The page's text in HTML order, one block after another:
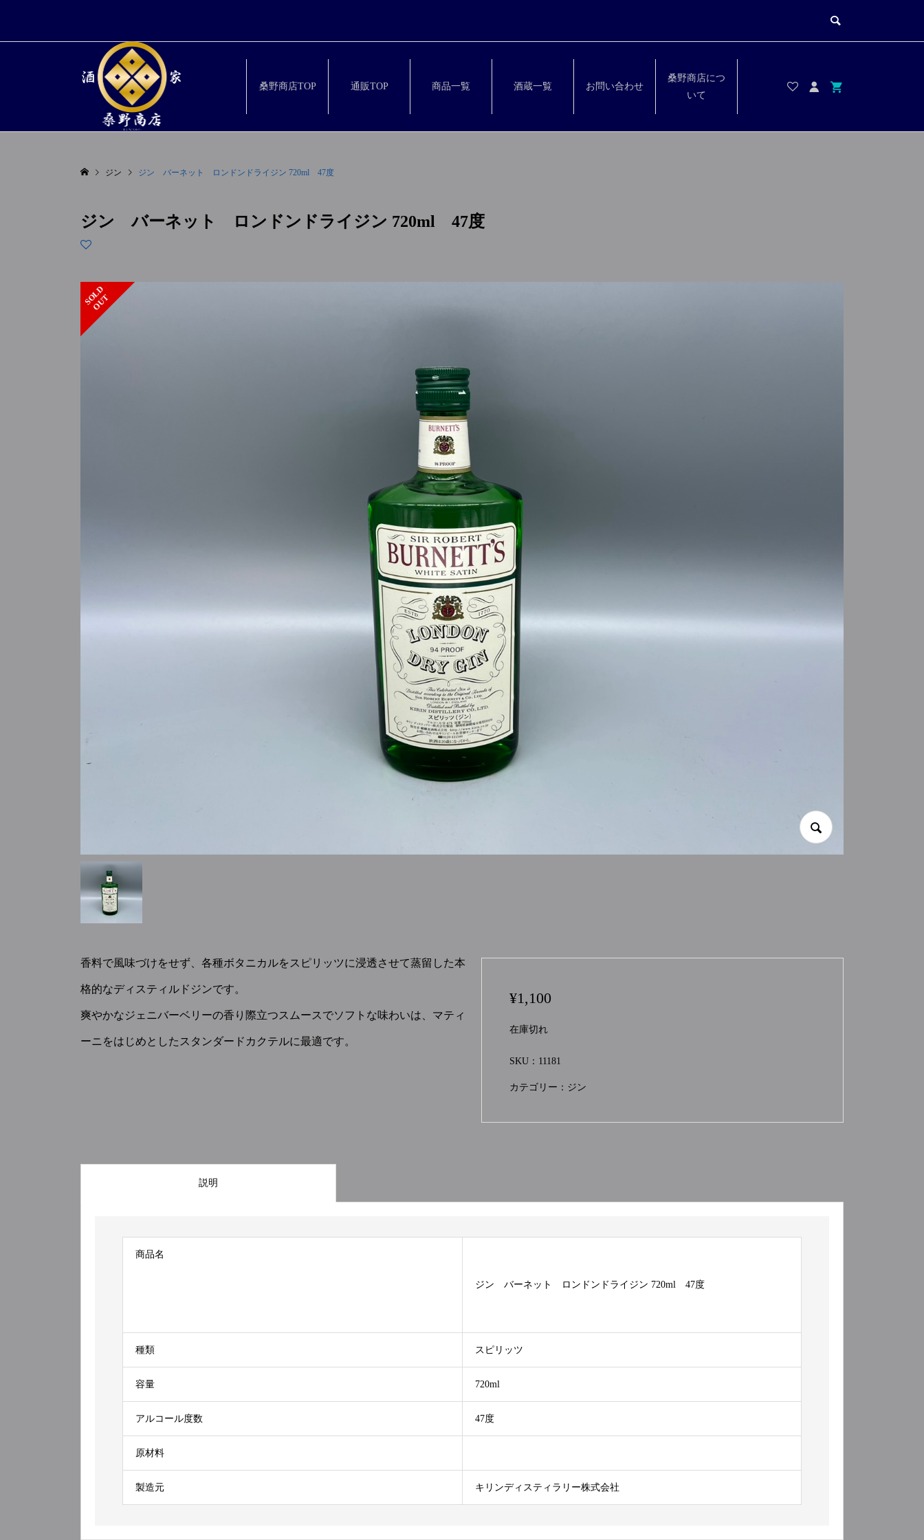
桑野商店TOP 通販TOP 商品一覧 酒蔵一覧 お問い合わせ
桑野商店につ
いて
ジン ジン バーネット ロンドンドライジン 720ml 47度
ジン バーネット ロンドンドライジン 720ml 47度
S
O
L
D
O
U
T
香料で風味づけをせず、各種ボタニカルをスピリッツに浸透させて蒸留した本
格的なディスティルドジンです。
爽やかなジェニバーベリーの香り際立つスムースでソフトな味わいは、マティ
ーニをはじめとしたスタンダードカクテルに最適です。
¥1,100
在庫切れ
SKU： 11181
カテゴリー： ジン
説明
商品名
ジン バーネット ロンドンドライジン 720ml 47度
種類 スピリッツ
容量 720ml
アルコール度数 47度
原材料
製造元 キリンディスティラリー株式会社